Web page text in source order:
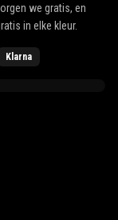
we gratis, en
in elke kleur.
Klarna